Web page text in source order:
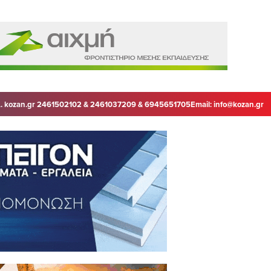
kozan.gr 2461502102 & 2461037209 & 6945651705Email:info@kozan.gr